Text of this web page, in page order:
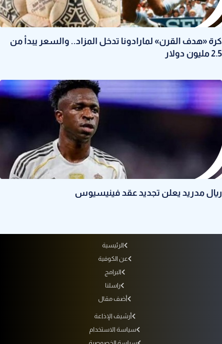
كرة «هدف القرن» لمارادونا تدخل المزاد.. والسعر يبدأ من
2.5 مليون دولار
ريال مدريد يعلن تجديد عقد فينيسيوس
الرئيسية
عن الكوفية
البرامج
راسلنا
أضف مقال
أرشيف الإذاعة
سياسة الاستخدام